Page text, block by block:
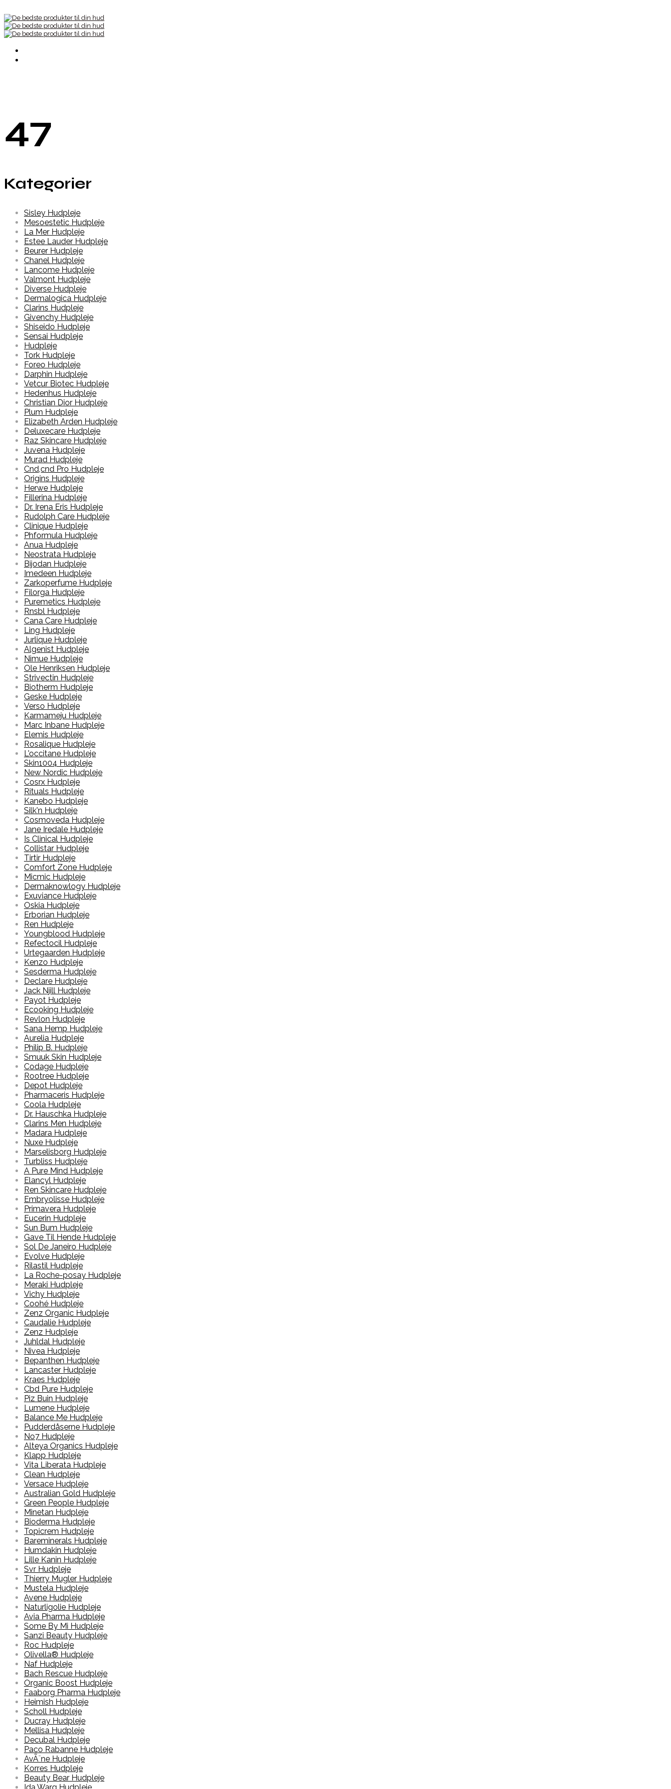
47
Kategorier
Sisley Hudpleje
Mesoestetic Hudpleje
La Mer Hudpleje
Estee Lauder Hudpleje
Beurer Hudpleje
Chanel Hudpleje
Lancome Hudpleje
Valmont Hudpleje
Diverse Hudpleje
Dermalogica Hudpleje
Clarins Hudpleje
Givenchy Hudpleje
Shiseido Hudpleje
Sensai Hudpleje
Hudpleje
Tork Hudpleje
Foreo Hudpleje
Darphin Hudpleje
Vetcur Biotec Hudpleje
Hedenhus Hudpleje
Christian Dior Hudpleje
Plum Hudpleje
Elizabeth Arden Hudpleje
Deluxecare Hudpleje
Raz Skincare Hudpleje
Juvena Hudpleje
Murad Hudpleje
Cnd,cnd Pro Hudpleje
Origins Hudpleje
Herwe Hudpleje
Fillerina Hudpleje
Dr. Irena Eris Hudpleje
Rudolph Care Hudpleje
Clinique Hudpleje
Phformula Hudpleje
Anua Hudpleje
Neostrata Hudpleje
Bijodan Hudpleje
Imedeen Hudpleje
Zarkoperfume Hudpleje
Filorga Hudpleje
Puremetics Hudpleje
Rnsbl Hudpleje
Cana Care Hudpleje
Ling Hudpleje
Jurlique Hudpleje
Algenist Hudpleje
Nimue Hudpleje
Ole Henriksen Hudpleje
Strivectin Hudpleje
Biotherm Hudpleje
Geske Hudpleje
Verso Hudpleje
Karmameju Hudpleje
Marc Inbane Hudpleje
Elemis Hudpleje
Rosalique Hudpleje
L'occitane Hudpleje
Skin1004 Hudpleje
New Nordic Hudpleje
Cosrx Hudpleje
Rituals Hudpleje
Kanebo Hudpleje
Silk'n Hudpleje
Cosmoveda Hudpleje
Jane Iredale Hudpleje
Is Clinical Hudpleje
Collistar Hudpleje
Tirtir Hudpleje
Comfort Zone Hudpleje
Micmic Hudpleje
Dermaknowlogy Hudpleje
Exuviance Hudpleje
Oskia Hudpleje
Erborian Hudpleje
Ren Hudpleje
Youngblood Hudpleje
Refectocil Hudpleje
Urtegaarden Hudpleje
Kenzo Hudpleje
Sesderma Hudpleje
Declare Hudpleje
Jack Njill Hudpleje
Payot Hudpleje
Ecooking Hudpleje
Revlon Hudpleje
Sana Hemp Hudpleje
Aurelia Hudpleje
Philip B. Hudpleje
Smuuk Skin Hudpleje
Codage Hudpleje
Rootree Hudpleje
Depot Hudpleje
Pharmaceris Hudpleje
Coola Hudpleje
Dr. Hauschka Hudpleje
Clarins Men Hudpleje
Madara Hudpleje
Nuxe Hudpleje
Marselisborg Hudpleje
Turbliss Hudpleje
A Pure Mind Hudpleje
Elancyl Hudpleje
Ren Skincare Hudpleje
Embryolisse Hudpleje
Primavera Hudpleje
Eucerin Hudpleje
Sun Bum Hudpleje
Gave Til Hende Hudpleje
Sol De Janeiro Hudpleje
Evolve Hudpleje
Rilastil Hudpleje
La Roche-posay Hudpleje
Meraki Hudpleje
Vichy Hudpleje
Coohé Hudpleje
Zenz Organic Hudpleje
Caudalie Hudpleje
Zenz Hudpleje
Juhldal Hudpleje
Nivea Hudpleje
Bepanthen Hudpleje
Lancaster Hudpleje
Kraes Hudpleje
Cbd Pure Hudpleje
Piz Buin Hudpleje
Lumene Hudpleje
Balance Me Hudpleje
Pudderdåserne Hudpleje
No7 Hudpleje
Alteya Organics Hudpleje
Klapp Hudpleje
Vita Liberata Hudpleje
Clean Hudpleje
Versace Hudpleje
Australian Gold Hudpleje
Green People Hudpleje
Minetan Hudpleje
Bioderma Hudpleje
Topicrem Hudpleje
Bareminerals Hudpleje
Humdakin Hudpleje
Lille Kanin Hudpleje
Svr Hudpleje
Thierry Mugler Hudpleje
Mustela Hudpleje
Avene Hudpleje
Naturligolie Hudpleje
Avia Pharma Hudpleje
Some By Mi Hudpleje
Sanzi Beauty Hudpleje
Roc Hudpleje
Olivella® Hudpleje
Naf Hudpleje
Bach Rescue Hudpleje
Organic Boost Hudpleje
Faaborg Pharma Hudpleje
Heimish Hudpleje
Scholl Hudpleje
Ducray Hudpleje
Mellisa Hudpleje
Decubal Hudpleje
Paco Rabanne Hudpleje
AvÃ¨ne Hudpleje
Korres Hudpleje
Beauty Bear Hudpleje